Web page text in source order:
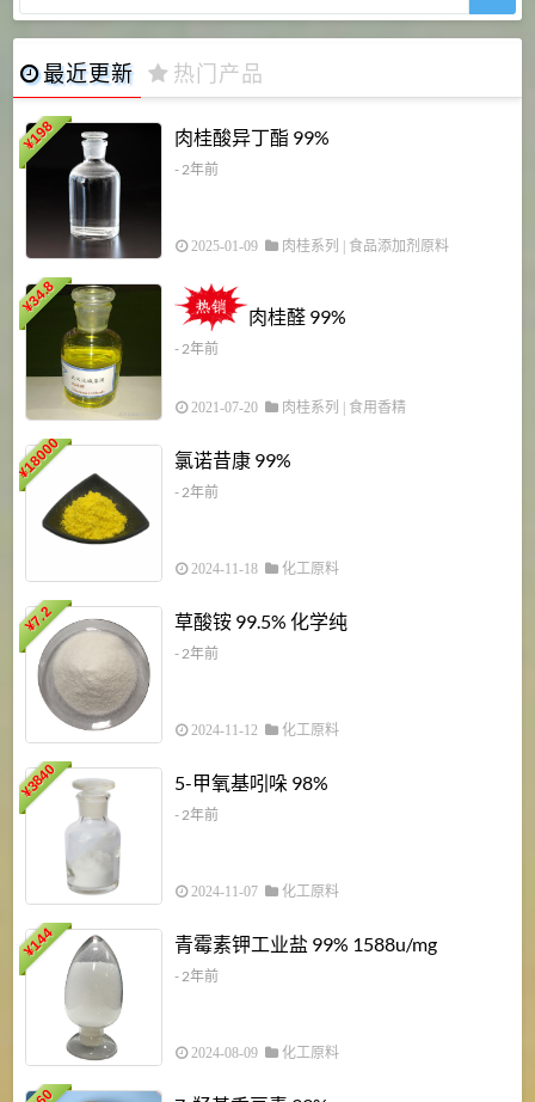
最近更新 热门产品
¥
198 肉桂酸异丁酯 99%
- 2年前
2025-01-09 肉桂系列 食品添加剂原料
¥
34.8
肉桂醛 99%
- 2年前
2021-07-20 肉桂系列 食用香精
¥
18000 氯诺昔康 99%
- 2年前
2024-11-18 化工原料
¥
7.2 草酸铵 99.5% 化学纯
- 2年前
2024-11-12 化工原料
¥
3840 5-甲氧基吲哚 98%
- 2年前
2024-11-07 化工原料
¥
144 青霉素钾工业盐 99% 1588u/mg
- 2年前
2024-08-09 化工原料